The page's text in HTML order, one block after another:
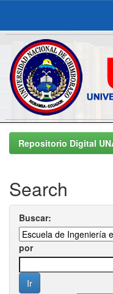
Skip
navigationRepositorio Digital
Search
Buscar:
por